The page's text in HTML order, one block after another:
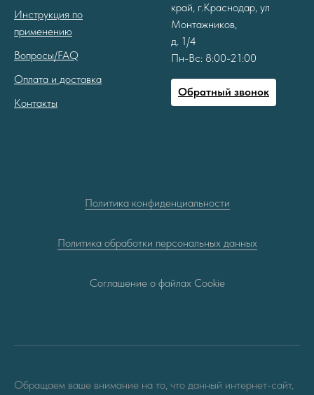
Инструкция по
применению
Вопросы/FAQ
Оплата и доставка
Контакты
край, г.Краснодар, ул
Монтажников,
д. 1/4
Пн-Вс: 8:00-21:00
Обратный звонок
Политика конфиденциальности
Политика обработки персональных данных
Соглашение о файлах Cookie
Обращаем ваше внимание на то, что данный интернет-сайт,